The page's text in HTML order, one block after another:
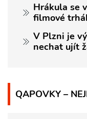
Hrákula se
filmové
V Plzni je
nechat ujít
QAPOVKY –